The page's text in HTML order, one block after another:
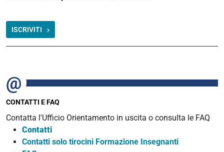
ISCRIVITI
CONTATTI E FAQ
Contatta l'Ufficio Orientamento in uscita o consulta le FAQ
Contatti
Contatti solo tirocini Formazione Insegnanti